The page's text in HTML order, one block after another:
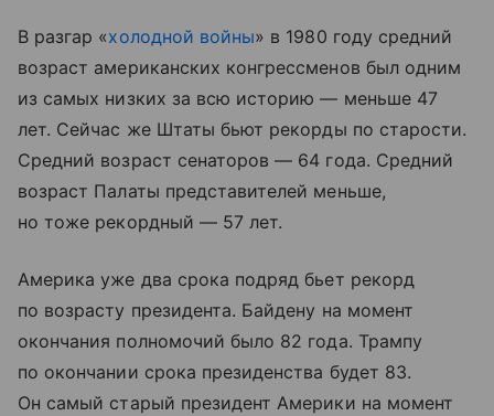
В разгар «холодной войны» в 1980 году средний
возраст американских конгрессменов был одним
из самых низких за всю историю — меньше 47
лет. Сейчас же Штаты бьют рекорды по старости.
Средний возраст сенаторов — 64 года. Средний
возраст Палаты представителей меньше,
но тоже рекордный — 57 лет.
Америка уже два срока подряд бьет рекорд
по возрасту президента. Байдену на момент
окончания полномочий было 82 года. Трампу
по окончании срока президенства будет 83.
Он самый старый президент Америки на момент